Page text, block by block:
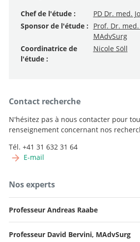
Chef de l'étude :
PD Dr. med.
Sponsor de l'étude :
Prof. Dr.
MAdvSurg
Coordinatrice de
l'étude :
Nicole Söll
Contact recherche
N'hésitez pas à nous contacter pour
renseignement concernant nos
Tél. +41 31 632 31 64
E-mail
Nos experts
Professeur Andreas Raabe
Professeur David Bervini, MAdvSurg